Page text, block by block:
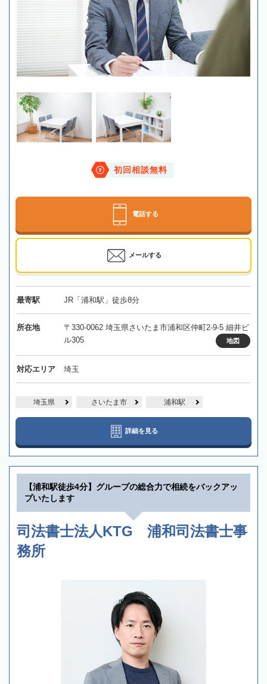
初回相談無料
電話する
メールする
最寄駅 JR「浦和駅」徒歩8分
所在地
〒330-0062 埼玉県さいたま市浦和区仲町2-9-5 細井ビ
ル305
地図
対応エリア 埼玉
埼玉県 さいたま市 浦和駅
詳細を見る
【浦和駅徒歩4分】グループの総合力で相続をバックアッ
プいたします
司法書士法人KTG 浦和司法書士事
務所